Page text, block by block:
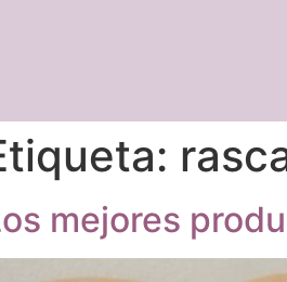
mejores